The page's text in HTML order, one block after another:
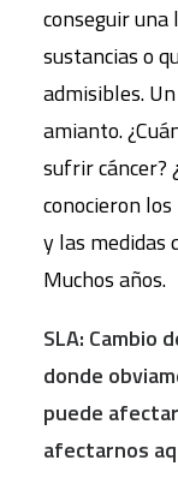
conseguir una
sustancias o
admisibles.
amianto.
sufrir cáncer?
conocieron
y las medidas
Muchos años.
SLA: Cambio
donde
puede
afectarnos